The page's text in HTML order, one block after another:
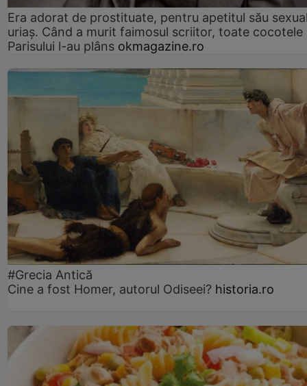
Era adorat de prostituate, pentru apetitul său
uriaș. Când a murit faimosul scriitor, toate cocotele
Parisului l-au plâns okmagazine.ro
#Grecia Antică
Cine a fost Homer, autorul Odiseei? historia.ro